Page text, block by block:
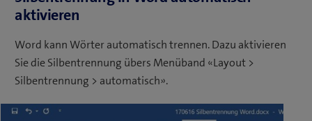
aktivieren
Word kann Wörter automatisch trennen. Dazu aktivieren
Sie die Silbentrennung übers Menüband «Layout >
Silbentrennung > automatisch».